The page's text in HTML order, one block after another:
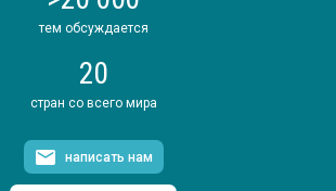
тем обсуждается
20
стран со всего мира
написать нам